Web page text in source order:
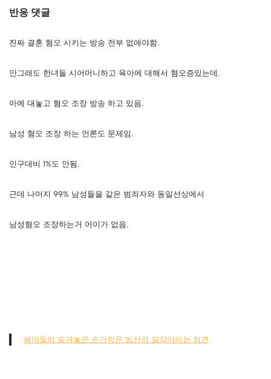
반응 댓글
진짜 결혼 혐오 시키는 방송 전부 없애야함.
안그래도 한녀들 시어머니하고 육아에 대해서 혐오증있는데.
아예 대놓고 혐오 조장 방송 하고 있음.
남성 혐오 조장 하는 언론도 문제임.
인구대비 1%도 안됨.
근데 나머지 99% 남성들을 같은 범죄자와 동일선상에서
남성혐오 조장하는거 어이가 없음.
페미들이 숨겨놓은 손가락은 빙산의 일각이라는 의견